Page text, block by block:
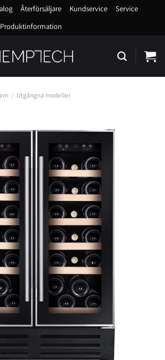
Återförsäljare Kundservice
Service
Produktinformation
/ Utgångna modeller